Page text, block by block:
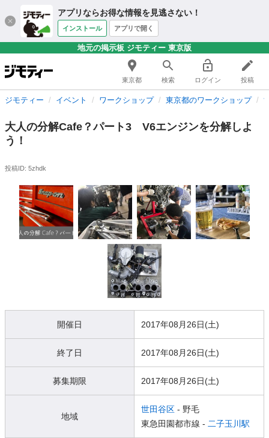
アプリならお得な情報を見逃さない！
インストール アプリで開く
地元の掲示板 ジモティー 東京版
東京都 検索 ログイン 投稿
ジモティー イベント ワークショップ 東京都のワークショップ
大人の分解Cafe？パート3 V6エンジンを分解しよ
う！
投稿ID: 5zhdk
開催日 2017年08月26日(土)
終了日 2017年08月26日(土)
募集期限 2017年08月26日(土)
地域
世田谷区 - 野毛
東急田園都市線 - 二子玉川駅